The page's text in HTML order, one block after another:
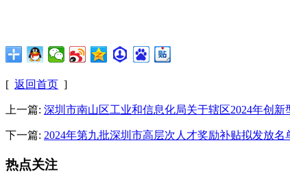
[ 返回首页 ]
上一篇: 深圳市南山区工业和信息化局关于辖区2024年创
下一篇: 2024年第九批深圳市高层次人才奖励补贴拟发放名
热点关注